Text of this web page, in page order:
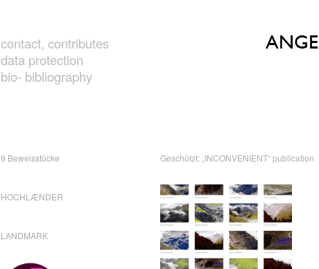
contact, contributes
data protection
bio- bibliography
9 Beweisstücke Geschützt: „INCONVENIENT“ publication
HOCHLÆNDER
LANDMARK